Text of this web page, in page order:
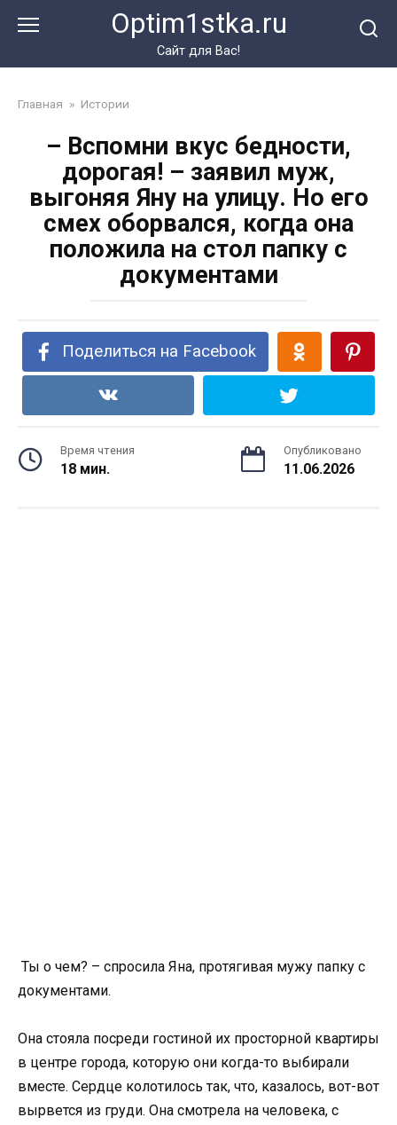
Optim1stka.ru
Сайт для Вас!
Главная » Истории
– Вспомни вкус бедности,
дорогая! – заявил муж,
выгоняя Яну на улицу. Но его
смех оборвался, когда она
положила на стол папку с
документами
Поделиться на Facebook
Время чтения
18 мин.
Опубликовано
11.06.2026
Ты о чем? – спросила Яна, протягивая мужу папку с
документами.
Она стояла посреди гостиной их просторной квартиры
в центре города, которую они когда-то выбирали
вместе. Сердце колотилось так, что, казалось, вот-вот
вырвется из груди. Она смотрела на человека, с